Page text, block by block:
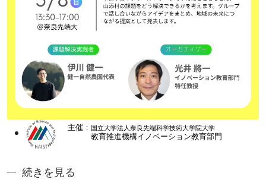
Image
奈良先端ジュニアアントレ講座1: ジュニアアント
続きを見る